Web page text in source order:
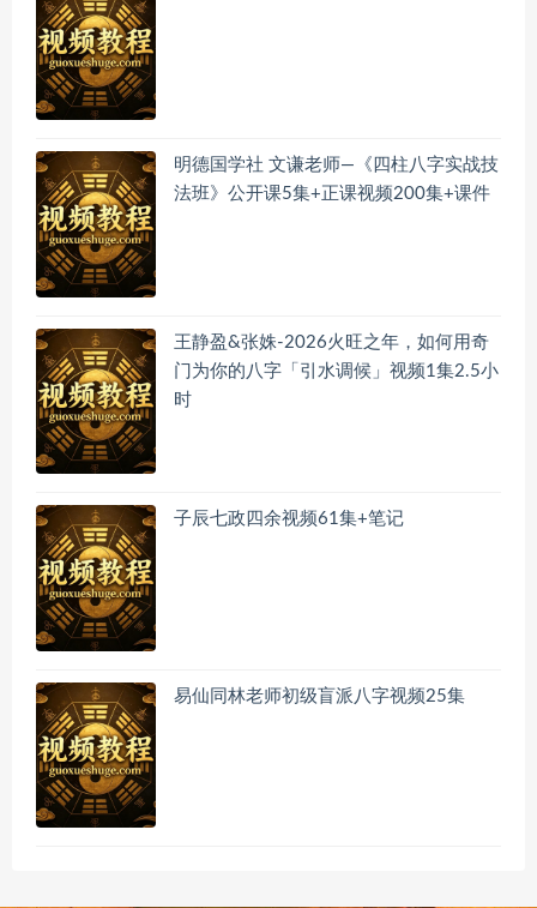
明德国学社 文谦老师—《四柱八字实战技
法班》公开课5集+正课视频200集+课件
王静盈&张姝-2026火旺之年，如何用奇
门为你的八字「引水调候」视频1集2.5小
时
子辰七政四余视频61集+笔记
易仙同林老师初级盲派八字视频25集